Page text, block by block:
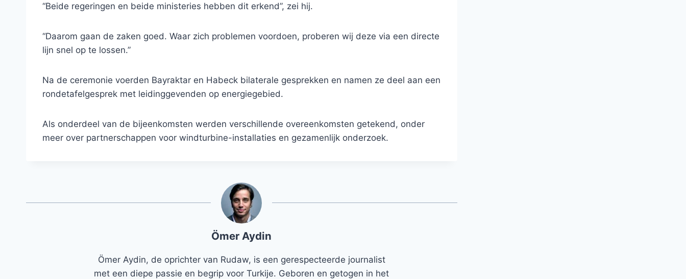
“Beide regeringen en beide ministeries hebben dit erkend”, zei hij.
“Daarom gaan de zaken goed. Waar zich problemen voordoen, proberen wij deze via een directe
lijn snel op te lossen.”
Na de ceremonie voerden Bayraktar en Habeck bilaterale gesprekken en namen ze deel aan een
rondetafelgesprek met leidinggevenden op energiegebied.
Als onderdeel van de bijeenkomsten werden verschillende overeenkomsten getekend, onder
meer over partnerschappen voor windturbine-installaties en gezamenlijk onderzoek.
Ömer Aydin
Ömer Aydin, de oprichter van Rudaw, is een gerespecteerde journalist
met een diepe passie en begrip voor Turkije. Geboren en getogen in het